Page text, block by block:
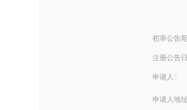
初审公告
注册公告
申请人
申请人地址